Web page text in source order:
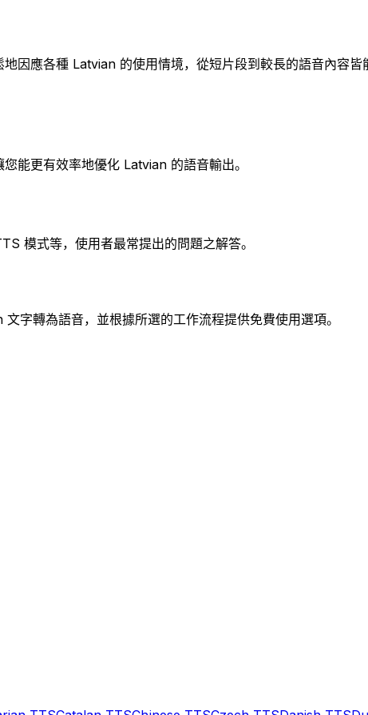
因應各種 Latvian 的使用情境，從短片段到較長的語音內容皆
能更有效率地優化 Latvian 的語音輸出。
模式等，使用者最常提出的問題之解答。
字轉為語音，並根據所選的工作流程提供免費使用選項。